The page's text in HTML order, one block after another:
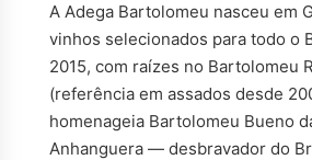
A Adega Bartolomeu nasceu em
vinhos selecionados para todo o
2015, com raízes no Bartolomeu
(referência em assados desde
homenageia Bartolomeu Bueno
Anhanguera — desbravador do